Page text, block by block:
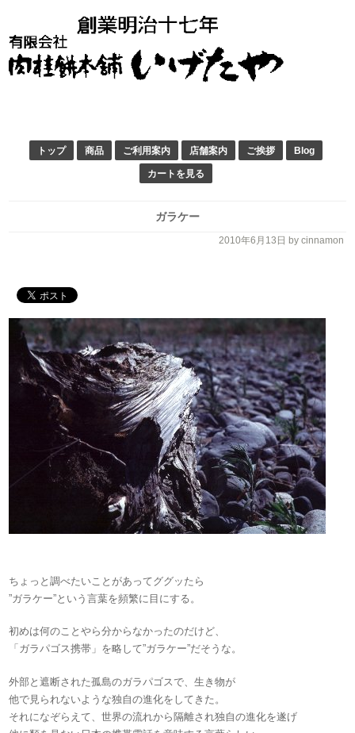
トップ 商品 ご利用案内 店舗案内 ご挨拶 Blog
カートを見る
ガラケー
2010年6月13日 by cinnamon
ちょっと調べたいことがあってググッたら
”ガラケー”という言葉を頻繁に目にする。
初めは何のことやら分からなかったのだけど、
「ガラパゴス携帯」を略して”ガラケー”だそうな。
外部と遮断された孤島のガラパゴスで、生き物が
他で見られないような独自の進化をしてきた。
それになぞらえて、世界の流れから隔離され独自の進化を遂げ